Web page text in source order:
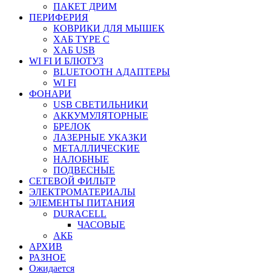
ПАКЕТ ДРИМ
ПЕРИФЕРИЯ
КОВРИКИ ДЛЯ МЫШЕК
ХАБ TYPE C
ХАБ USB
WI FI И БЛЮТУЗ
BLUETOOTH АДАПТЕРЫ
WI FI
ФОНАРИ
USB СВЕТИЛЬНИКИ
АККУМУЛЯТОРНЫЕ
БРЕЛОК
ЛАЗЕРНЫЕ УКАЗКИ
МЕТАЛЛИЧЕСКИЕ
НАЛОБНЫЕ
ПОДВЕСНЫЕ
СЕТЕВОЙ ФИЛЬТР
ЭЛЕКТРОМАТЕРИАЛЫ
ЭЛЕМЕНТЫ ПИТАНИЯ
DURACELL
ЧАСОВЫЕ
АКБ
АРХИВ
РАЗНОЕ
Ожидается